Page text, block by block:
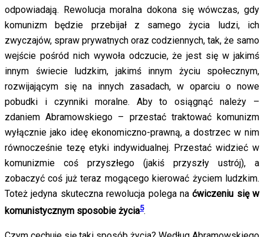
odpowiadają. Rewolucja moralna dokona się wówczas, gdy
komunizm będzie przebijał z samego życia ludzi, ich
zwyczajów, spraw prywatnych oraz codziennych, tak, że samo
wejście pośród nich wywoła odczucie, że jest się w jakimś
innym świecie ludzkim, jakimś innym życiu społecznym,
rozwijającym się na innych zasadach, w oparciu o nowe
pobudki i czynniki moralne. Aby to osiągnąć należy –
zdaniem Abramowskiego – przestać traktować komunizm
wyłącznie jako ideę ekonomiczno-prawną, a dostrzec w nim
równocześnie tezę etyki indywidualnej. Przestać widzieć w
komunizmie coś przyszłego (jakiś przyszły ustrój), a
zobaczyć coś już teraz mogącego kierować życiem ludzkim.
Toteż jedyna skuteczna rewolucja polega naćwiczeniu się w
komunistycznym sposobie życia5.